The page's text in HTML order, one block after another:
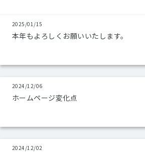
2025/01/15
本年もよろしくお願いいたします。
2024/12/06
ホームページ変化点
2024/12/02